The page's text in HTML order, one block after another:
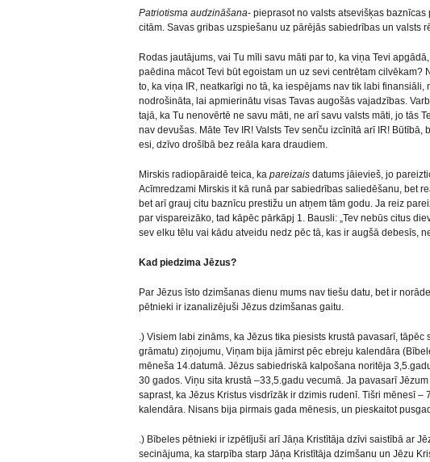
Patriotisma audzināšana- pieprasot no valsts atsevišķas
citām. Savas gribas uzspiešanu uz pārējās sabiedrības un valsts
Rodas jautājums, vai Tu mīli savu māti par to, ka viņa Tevi
paēdina mācot Tevi būt egoistam un uz sevi centrētam cilvēkam?
to, ka viņa IR, neatkarīgi no tā, ka iespējams nav tik labi finansiāli,
nodrošināta, lai apmierinātu visas Tavas augošās vajadzības.
tajā, ka Tu nenovērtē ne savu māti, ne arī savu valsts māti, jo tās
nav devušas. Māte Tev IR! Valsts Tev senču izcīnītā arī IR! Būtībā,
esi, dzīvo drošībā bez reāla kara draudiem.
Mirskis radiopāraidē teica, ka pareizais datums jāievieš, jo
Acīmredzami Mirskis it kā runā par sabiedrības saliedēšanu, bet
bet arī grauj citu baznīcu prestižu un atņem tām godu. Ja reiz
par vispareizāko, tad kāpēc pārkāpj 1. Bausli: „Tev nebūs citus
sev elku tēlu vai kādu atveidu nedz pēc tā, kas ir augšā debesīs,
Kad piedzima Jēzus?
Par Jēzus īsto dzimšanas dienu mums nav tiešu datu, bet ir
pētnieki ir izanalizējuši Jēzus dzimšanas gaitu.
.) Visiem labi zināms, ka Jēzus tika piesists krustā pavasarī, tāpēc
grāmatu) ziņojumu, Viņam bija jāmirst pēc ebreju kalendāra
mēneša 14.datumā. Jēzus sabiedriskā kalpošana noritēja
30 gados. Viņu sita krustā –33,5.gadu vecumā. Ja pavasarī
saprast, ka Jēzus Kristus visdrīzāk ir dzimis rudenī. Tišri mēnesī –
kalendāra. Nisans bija pirmais gada mēnesis, un pieskaitot
.) Bībeles pētnieki ir izpētījuši arī Jāņa Kristītāja dzīvi saistībā ar
secinājuma, ka starpība starp Jāņa Kristītāja dzimšanu un Jēzu